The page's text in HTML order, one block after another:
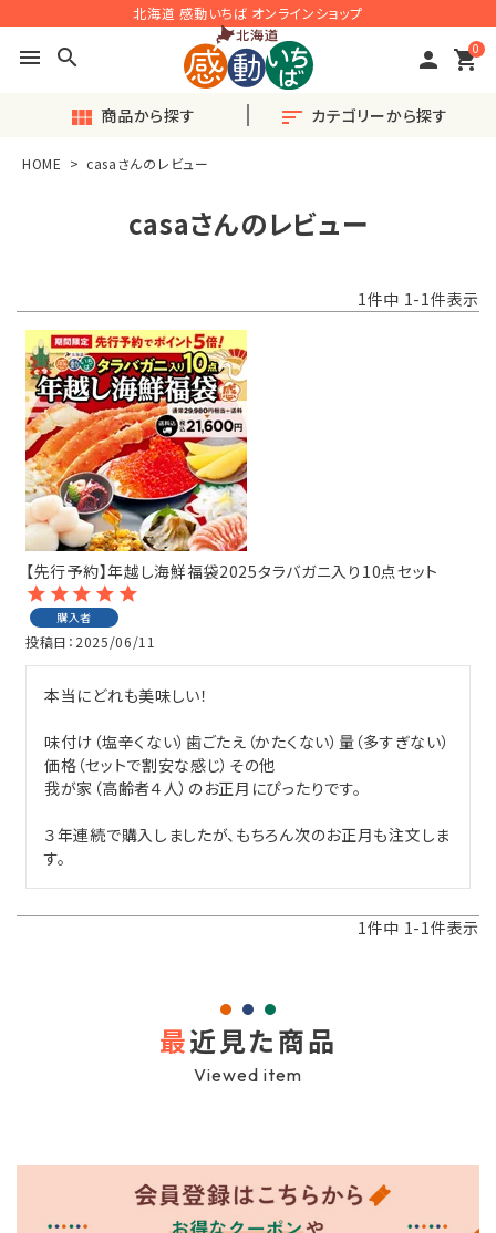
北海道 感動いちば オンラインショップ
menu search person 0
shopping_cart
view_module 商品から探す sort カテゴリーから探す
ようこそ ゲスト 様
meeting_room ログイン person 会員登録
◎おすすめ◎旬の産直品
♪毎月楽しい〈定期便〉
感動ギフト
セット商品
単品商品
感動いちばのこだわり
カンドーマガジン
HOME casaさんのレビュー
casaさんのレビュー
1件中 1-1件表示
【先行予約】年越し海鮮福袋2025タラバガニ入り10点セット
購入者
投稿日 2025/06/11
本当にどれも美味しい！
味付け（塩辛くない）歯ごたえ（かたくない）量（多すぎない）
価格（セットで割安な感じ）その他
我が家（高齢者４人）のお正月にぴったりです。
３年連続で購入しましたが、もちろん次のお正月も注文しま
す。
1件中 1-1件表示
最近見た商品
Viewed item